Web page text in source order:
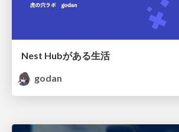
Nest Hubがある生活
godan